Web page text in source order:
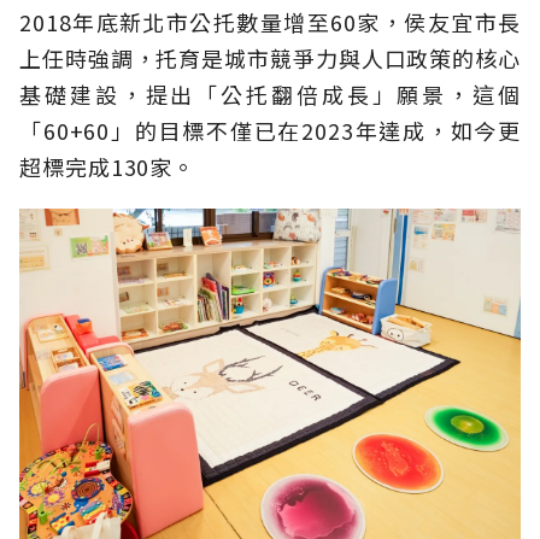
2018年底新北市公托數量增至60家，侯友宜市長
上任時強調，托育是城市競爭力與人口政策的核心
基礎建設，提出「公托翻倍成長」願景，這個
「60+60」的目標不僅已在2023年達成，如今更
超標完成130家。